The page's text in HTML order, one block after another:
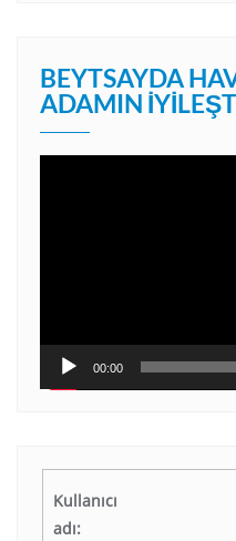
BEYTSAYDA
ADAMIN
00:00
Kullanıcı
adı: